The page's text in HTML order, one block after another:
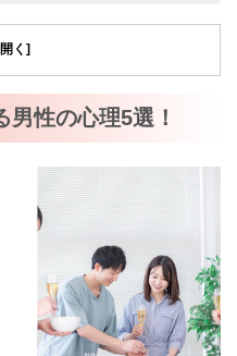
性の心理5選！